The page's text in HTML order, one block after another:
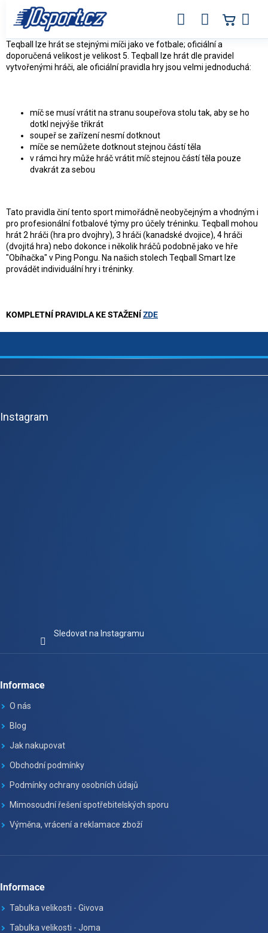
obsah
Teqball lze hrát se stejnými míči jako ve fotbale; oficiální a
doporučená velikost je velikost 5. Teqball lze hrát dle pravidel
vytvořenými hráči, ale oficiální pravidla hry jsou velmi jednoduchá:
míč se musí vrátit na stranu soupeřova stolu tak, aby se ho
dotkl nejvýše třikrát
soupeř se zařízení nesmí dotknout
míče se nemůžete dotknout stejnou částí těla
v rámci hry může hráč vrátit míč stejnou částí těla pouze
dvakrát za sebou
Tato pravidla činí tento sport mimořádně neobyčejným a vhodným i
pro profesionální fotbalové týmy pro účely tréninku. Teqball mohou
hrát 2 hráči (hra pro dvojhry), 3 hráči (kanadské dvojice), 4 hráči
(dvojitá hra) nebo dokonce i několik hráčů podobně jako ve hře
"Obíhačka" v Ping Pongu. Na našich stolech Teqball Smart lze
provádět individuální hry i tréninky.
KOMPLETNÍ PRAVIDLA KE STAŽENÍ ZDE
Z
Instagram
Sledovat na Instagramu
Informace
O nás
Blog
Jak nakupovat
Obchodní podmínky
Podmínky ochrany osobních údajů
Mimosoudní řešení spotřebitelských sporu
Výměna, vrácení a reklamace zboží
Informace
Tabulka velikosti - Givova
Tabulka velikosti - Joma